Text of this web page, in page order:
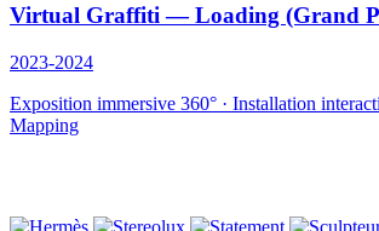
Virtual Graffiti — Loading (Grand
2023-2024
Exposition immersive 360° · Installation
Mapping